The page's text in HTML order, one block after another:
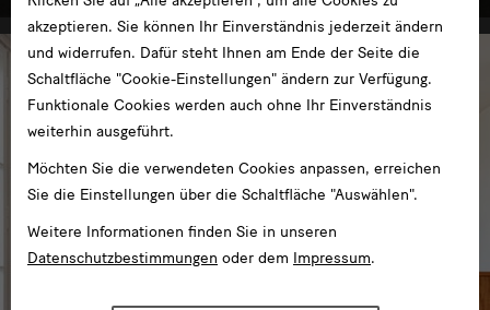
akzeptieren. Sie können Ihr Einverständnis jederzeit ändern
und widerrufen. Dafür steht Ihnen am Ende der Seite die
Schaltfläche "Cookie-Einstellungen" ändern zur Verfügung.
Funktionale Cookies werden auch ohne Ihr Einverständnis
weiterhin ausgeführt.
Möchten Sie die verwendeten Cookies anpassen, erreichen
Sie die Einstellungen über die Schaltfläche "Auswählen".
Weitere Informationen finden Sie in unseren
Datenschutzbestimmungen oder dem Impressum.